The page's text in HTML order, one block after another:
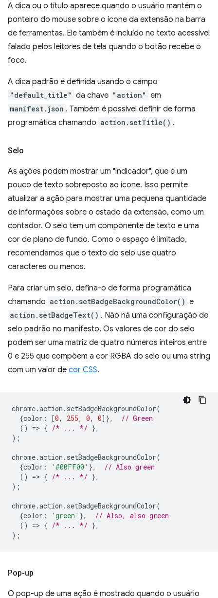
A dica ou o título aparece quando o usuário mantém o
ponteiro do mouse sobre o ícone da extensão na barra
de ferramentas. Ele também é incluído no texto acessível
falado pelos leitores de tela quando o botão recebe o
foco.
A dica padrão é definida usando o campo
"default_title" da chave "action" em
manifest.json . Também é possível definir de forma
programática chamando action.setTitle() .
Selo
As ações podem mostrar um "indicador", que é um
pouco de texto sobreposto ao ícone. Isso permite
atualizar a ação para mostrar uma pequena quantidade
de informações sobre o estado da extensão, como um
contador. O selo tem um componente de texto e uma
cor de plano de fundo. Como o espaço é limitado,
recomendamos que o texto do selo use quatro
caracteres ou menos.
Para criar um selo, defina-o de forma programática
chamando action.setBadgeBackgroundColor() e
action.setBadgeText() . Não há uma configuração de
selo padrão no manifesto. Os valores de cor do selo
podem ser uma matriz de quatro números inteiros entre
0 e 255 que compõem a cor RGBA do selo ou uma string
com um valor de cor CSS.
chrome.action . setBadgeBackgroundColor(
{color : [0, 255, 0, 0]},
// Green
()
=> { /* ... */ },
);
chrome.action . setBadgeBackgroundColor(
{color : '#00FF00' },
// Also green
()
=> { /* ... */ },
);
chrome.action . setBadgeBackgroundColor(
{color : 'green' },
// Also, also green
()
=> { /* ... */ },
);
Pop-up
O pop-up de uma ação é mostrado quando o usuário